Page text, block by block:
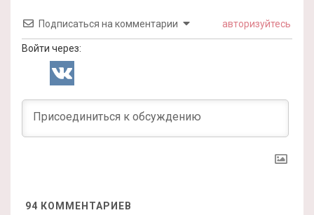
Подписаться на комментарии авторизуйтесь
Войти через:
94 КОММЕНТАРИЕВ